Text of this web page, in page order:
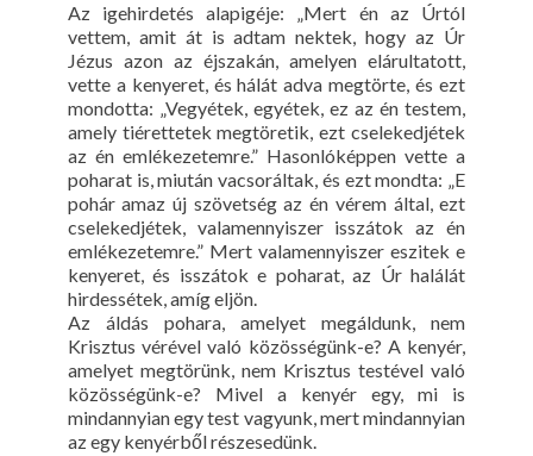
Az igehirdetés alapigéje: „Mert én az Úrtól
vettem, amit át is adtam nektek, hogy az Úr
Jézus azon az éjszakán, amelyen elárultatott,
vette a kenyeret, és hálát adva megtörte, és ezt
mondotta: „Vegyétek, egyétek, ez az én testem,
amely tiérettetek megtöretik, ezt cselekedjétek
az én emlékezetemre.” Hasonlóképpen vette a
poharat is, miután vacsoráltak, és ezt mondta: „E
pohár amaz új szövetség az én vérem által, ezt
cselekedjétek, valamennyiszer isszátok az én
emlékezetemre.” Mert valamennyiszer eszitek e
kenyeret, és isszátok e poharat, az Úr halálát
hirdessétek, amíg eljön.
Az áldás pohara, amelyet megáldunk, nem
Krisztus vérével való közösségünk-e? A kenyér,
amelyet megtörünk, nem Krisztus testével való
közösségünk-e? Mivel a kenyér egy, mi is
mindannyian egy test vagyunk, mert mindannyian
az egy kenyérből részesedünk.